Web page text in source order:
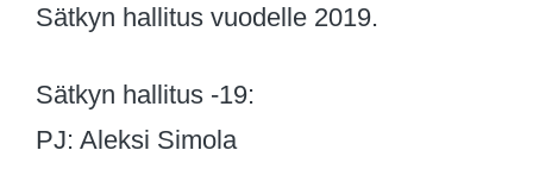
Sätkyn hallitus vuodelle 2019.
Sätkyn hallitus -19:
PJ: Aleksi Simola